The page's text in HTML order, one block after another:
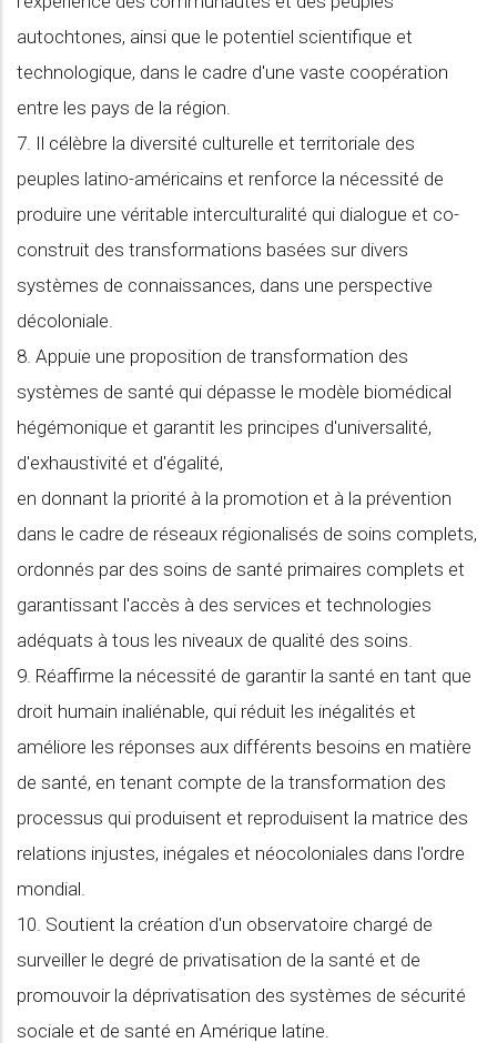
autochtones, ainsi que le potentiel scientifique et
technologique, dans le cadre d'une vaste coopération
entre les pays de la région.
7. Il célèbre la diversité culturelle et territoriale des
peuples latino-américains et renforce la nécessité de
produire une véritable interculturalité qui dialogue et co-
construit des transformations basées sur divers
systèmes de connaissances, dans une perspective
décoloniale.
8. Appuie une proposition de transformation des
systèmes de santé qui dépasse le modèle biomédical
hégémonique et garantit les principes d'universalité,
d'exhaustivité et d'égalité,
en donnant la priorité à la promotion et à la prévention
dans le cadre de réseaux régionalisés de soins complets,
ordonnés par des soins de santé primaires complets et
garantissant l'accès à des services et technologies
adéquats à tous les niveaux de qualité des soins.
9. Réaffirme la nécessité de garantir la santé en tant que
droit humain inaliénable, qui réduit les inégalités et
améliore les réponses aux différents besoins en matière
de santé, en tenant compte de la transformation des
processus qui produisent et reproduisent la matrice des
relations injustes, inégales et néocoloniales dans l'ordre
mondial.
10. Soutient la création d'un observatoire chargé de
surveiller le degré de privatisation de la santé et de
promouvoir la déprivatisation des systèmes de sécurité
sociale et de santé en Amérique latine.